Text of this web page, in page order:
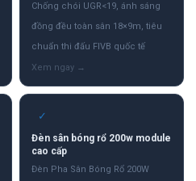
Chống chói UGR<19, ánh sáng
đồng đều toàn sân 18×9m, tiêu
chuẩn thi đấu FIVB quốc tế
✓
Đèn sân bóng rổ 200w module
cao cấp
Đèn Pha Sân Bóng Rổ 200W